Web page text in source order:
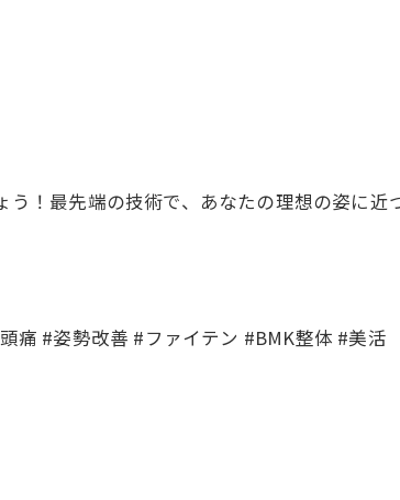
！最先端の技術で、あなたの理想の姿に近
痛 #姿勢改善 #ファイテン #BMK整体 #美活